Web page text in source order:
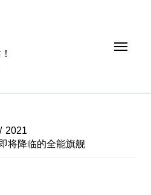
2021
将降临的全能旗舰